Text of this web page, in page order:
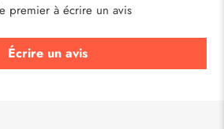
premier à écrire un avis
Écrire un avis